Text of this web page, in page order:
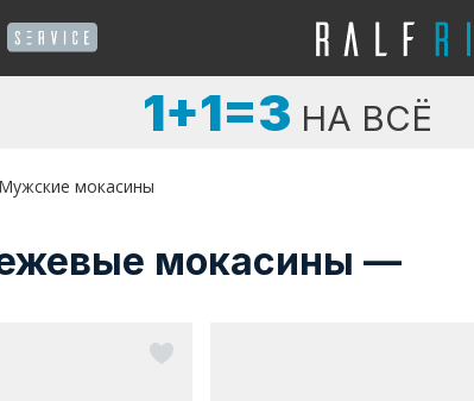
1+1=3 НА ВСЁ
Мужские мокасины
мокасины —